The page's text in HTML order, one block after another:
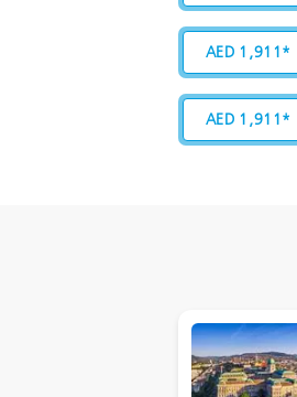
AED 1,911*
AED 1,911*